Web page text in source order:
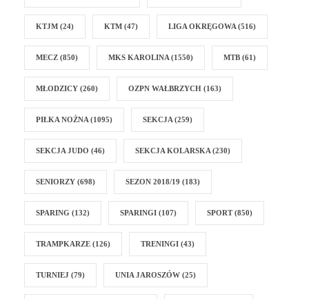
KTJM (24) KTM (47) LIGA OKRĘGOWA (516)
MECZ (850) MKS KAROLINA (1550) MTB (61)
MŁODZICY (260) OZPN WAŁBRZYCH (163)
PIŁKA NOŻNA (1095) SEKCJA (259)
SEKCJA JUDO (46) SEKCJA KOLARSKA (230)
SENIORZY (698) SEZON 2018/19 (183)
SPARING (132) SPARINGI (107) SPORT(850)
TRAMPKARZE (126) TRENINGI (43)
TURNIEJ (79) UNIA JAROSZÓW (25)